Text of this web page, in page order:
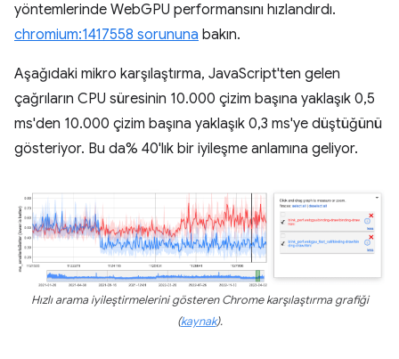
yöntemlerinde WebGPU performansını hızlandırdı.
chromium:1417558 sorununa bakın.
Aşağıdaki mikro karşılaştırma, JavaScript'ten gelen
çağrıların CPU süresinin 10.000 çizim başına yaklaşık 0,5
ms'den 10.000 çizim başına yaklaşık 0,3 ms'ye düştüğünü
gösteriyor. Bu da% 40'lık bir iyileşme anlamına geliyor.
Hızlı arama iyileştirmelerini gösteren Chrome karşılaştırma grafiği
(kaynak).